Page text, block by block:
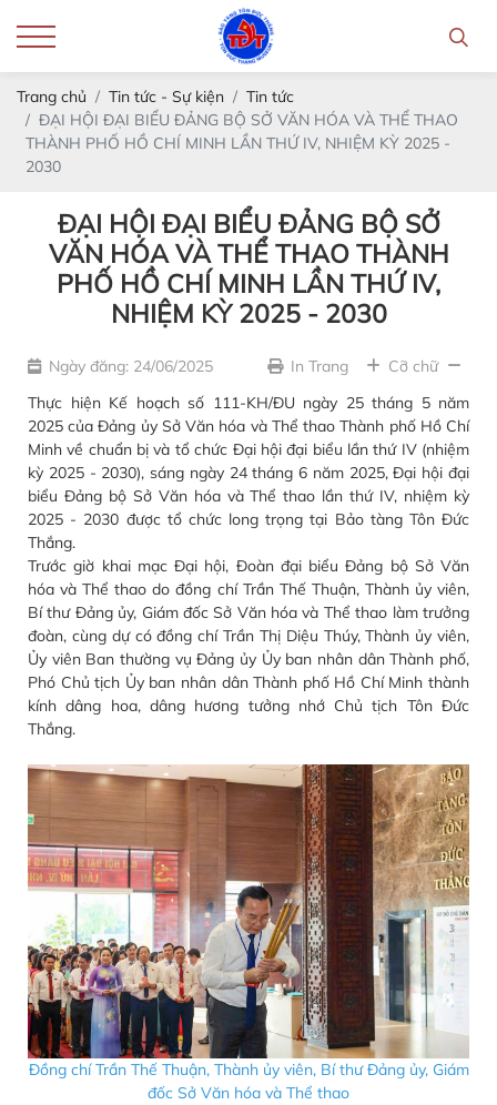
Trang chủ Tin tức - Sự kiện
Tin tức
ĐẠI HỘI ĐẠI BIỂU ĐẢNG BỘ SỞ VĂN HÓA VÀ THỂ THAO
THÀNH PHỐ HỒ CHÍ MINH LẦN THỨ IV, NHIỆM KỲ 2025 -
2030
ĐẠI HỘI ĐẠI BIỂU ĐẢNG BỘ SỞ
VĂN HÓA VÀ THỂ THAO THÀNH
PHỐ HỒ CHÍ MINH LẦN THỨ IV,
NHIỆM KỲ 2025 - 2030
Ngày đăng: 24/06/2025 In Trang
Cỡ chữ
Thực hiện Kế hoạch số 111-KH/ĐU ngày 25 tháng 5 năm
2025 của Đảng ủy Sở Văn hóa và Thể thao Thành phố Hồ Chí
Minh về chuẩn bị và tổ chức Đại hội đại biểu lần thứ IV (nhiệm
kỳ 2025 - 2030), sáng ngày 24 tháng 6 năm 2025, Đại hội đại
biểu Đảng bộ Sở Văn hóa và Thể thao lần thứ IV, nhiệm kỳ
2025 - 2030 được tổ chức long trọng tại Bảo tàng Tôn Đức
Thắng.
Trước giờ khai mạc Đại hội, Đoàn đại biểu Đảng bộ Sở Văn
hóa và Thể thao do đồng chí Trần Thế Thuận, Thành ủy viên,
Bí thư Đảng ủy, Giám đốc Sở Văn hóa và Thể thao làm trưởng
đoàn, cùng dự có đồng chí Trần Thị Diệu Thúy, Thành ủy viên,
Ủy viên Ban thường vụ Đảng ủy Ủy ban nhân dân Thành phố,
Phó Chủ tịch Ủy ban nhân dân Thành phố Hồ Chí Minh thành
kính dâng hoa, dâng hương tưởng nhớ Chủ tịch Tôn Đức
Thắng.
Đồng chí Trần Thế Thuận, Thành ủy viên, Bí thư Đảng ủy, Giám
đốc Sở Văn hóa và Thể thao